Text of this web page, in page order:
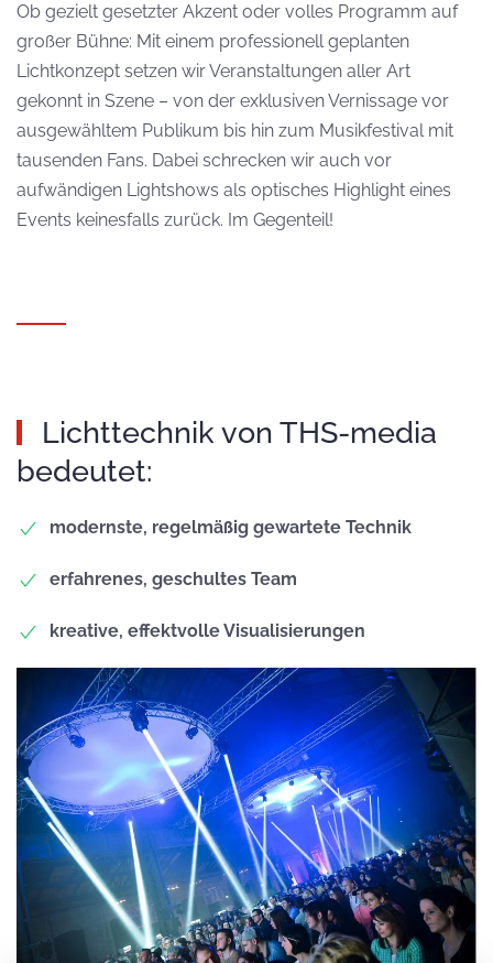
Ob gezielt gesetzter Akzent oder volles Programm auf
großer Bühne: Mit einem professionell geplanten
Lichtkonzept setzen wir Veranstaltungen aller Art
gekonnt in Szene – von der exklusiven Vernissage vor
ausgewähltem Publikum bis hin zum Musikfestival mit
tausenden Fans. Dabei schrecken wir auch vor
aufwändigen Lightshows als optisches Highlight eines
Events keinesfalls zurück. Im Gegenteil!
Lichttechnik von THS-media
bedeutet:
modernste, regelmäßig gewartete Technik
erfahrenes, geschultes Team
kreative, effektvolle Visualisierungen